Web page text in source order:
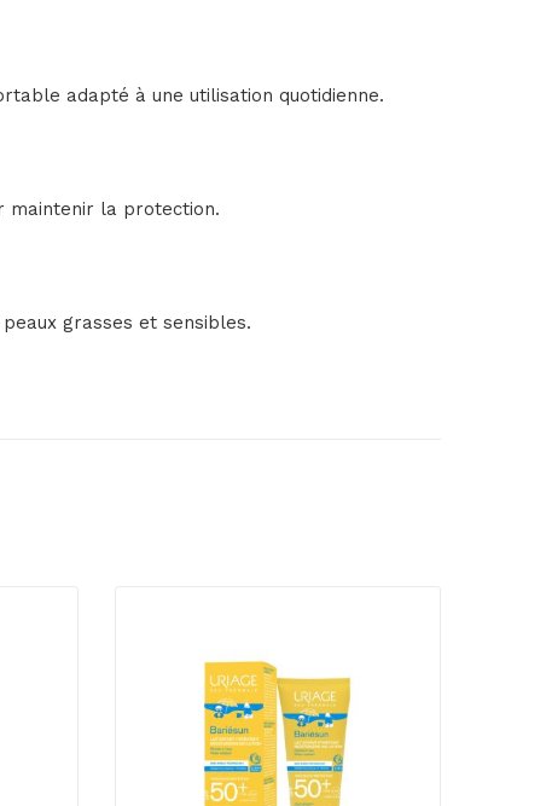
adapté à une utilisation quotidienne.
maintenir la protection.
grasses et sensibles.